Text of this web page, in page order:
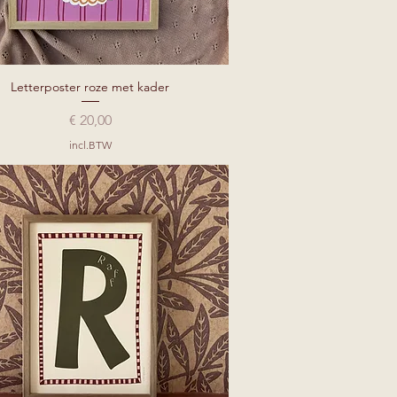
Snel overzicht
Letterposter roze met kader
Prijs
€ 20,00
incl.BTW